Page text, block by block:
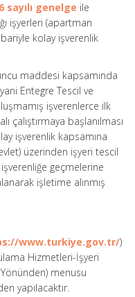
sayılı genelge ile
işyerleri (apartman
kolay işverenlik
maddesi kapsamında
Entegre Tescil ve
işverenlerce ilk
çalıştırmaya başlanılması
işverenlik kapsamına
üzerinden işyeri tescil
geçmelerine
işletime alınmış
www.turkiye.gov.tr/)
Hizmetleri-İşyeri
Yönünden) menusu
yapılacaktır.